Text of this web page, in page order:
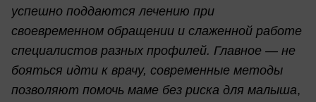
успешно поддаются лечению при
своевременном обращении и слаженной работе
специалистов разных профилей. Главное — не
бояться идти к врачу, современные методы
позволяют помочь маме без риска для малыша,